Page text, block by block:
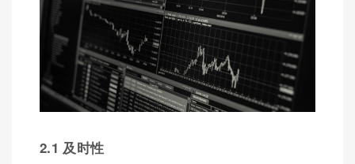
2.1 及时性